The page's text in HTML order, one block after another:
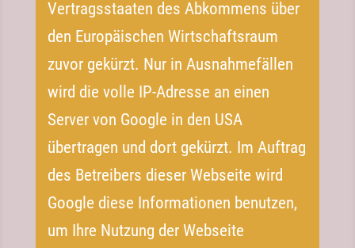
Vertragsstaaten des Abkommens über
den Europäischen Wirtschaftsraum
zuvor gekürzt. Nur in Ausnahmefällen
wird die volle IP-​Adresse an einen
Server von Google in den USA
übertragen und dort gekürzt. Im Auftrag
des Betreibers dieser Webseite wird
Google diese Informationen benutzen,
um Ihre Nutzung der Webseite